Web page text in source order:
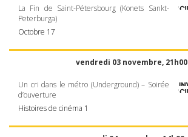
La Fin de Saint-Pétersbourg (Konets Sankt-
Peterburga)
Octobre 17
vendredi 03 novembre, 21h00
Un cri dans le métro (Underground) – Soirée
d’ouverture
Histoires de cinéma 1